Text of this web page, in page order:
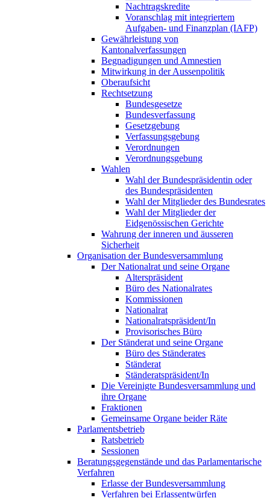
Nachtragskredite
Voranschlag mit integriertem
Aufgaben- und Finanzplan (IAFP)
Gewährleistung von
Kantonalverfassungen
Begnadigungen und Amnestien
Mitwirkung in der Aussenpolitik
Oberaufsicht
Rechtsetzung
Bundesgesetze
Bundesverfassung
Gesetzgebung
Verfassungsgebung
Verordnungen
Verordnungsgebung
Wahlen
Wahl der Bundespräsidentin oder
des Bundespräsidenten
Wahl der Mitglieder des Bundesrates
Wahl der Mitglieder der
Eidgenössischen Gerichte
Wahrung der inneren und äusseren
Sicherheit
Organisation der Bundesversammlung
Der Nationalrat und seine Organe
Alterspräsident
Büro des Nationalrates
Kommissionen
Nationalrat
Nationalratspräsident/In
Provisorisches Büro
Der Ständerat und seine Organe
Büro des Ständerates
Ständerat
Ständeratspräsident/In
Die Vereinigte Bundesversammlung und
ihre Organe
Fraktionen
Gemeinsame Organe beider Räte
Parlamentsbetrieb
Ratsbetrieb
Sessionen
Beratungsgegenstände und das Parlamentarische
Verfahren
Erlasse der Bundesversammlung
Verfahren bei Erlassentwürfen